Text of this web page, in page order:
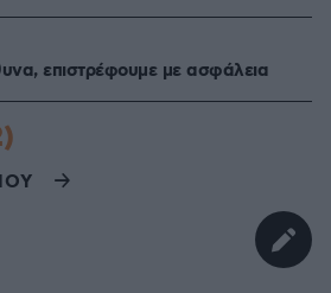
επιστρέφουμε με ασφάλεια